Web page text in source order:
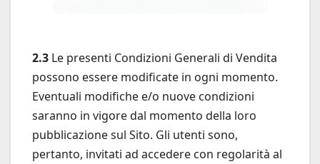
2.3 Le presenti Condizioni Generali di Vendita
possono essere modificate in ogni momento.
Eventuali modifiche e/o nuove condizioni
saranno in vigore dal momento della loro
pubblicazione sul Sito. Gli utenti sono,
pertanto, invitati ad accedere con regolarità al